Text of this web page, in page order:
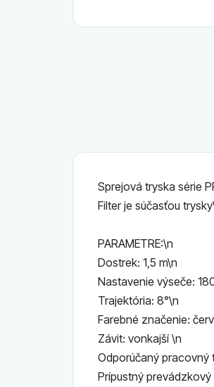
Sprejová tryska série
Filter je súčasťou
PARAMETRE:\n
Dostrek: 1,5 m\n
Nastavenie výseče:
Trajektória: 8°\n
Farebné značenie:
Závit: vonkajší \n
Odporúčaný pracovný
Prípustný prevádzkový